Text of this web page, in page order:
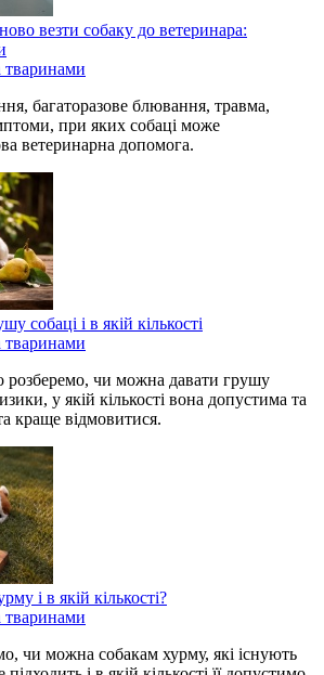
везти собаку до ветеринара:
тваринами
багаторазове блювання, травма,
при яких собаці може
ветеринарна допомога.
собаці і в якій кількості
тваринами
розберемо, чи можна давати грушу
у якій кількості вона допустима та
краще відмовитися.
і в якій кількості?
тваринами
чи можна собакам хурму, які існують